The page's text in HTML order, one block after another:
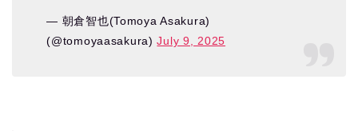
— 朝倉智也(Tomoya Asakura)
(@tomoyaasakura)July 9, 2025